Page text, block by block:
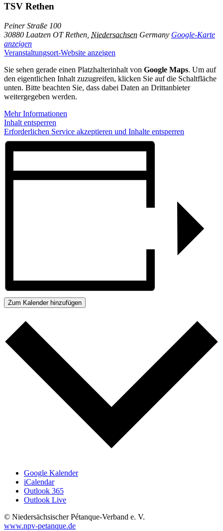
TSV Rethen
Peiner Straße 100
30880 Laatzen OT Rethen Niedersachsen Germany Google-Karte
anzeigen
Veranstaltungsort-Website anzeigen
Sie sehen gerade einen Platzhalterinhalt von Google Maps. Um auf
den eigentlichen Inhalt zuzugreifen, klicken Sie auf die Schaltfläche
unten. Bitte beachten Sie, dass dabei Daten an Drittanbieter
weitergegeben werden.
Mehr Informationen
Inhalt entsperren
Erforderlichen Service akzeptieren und Inhalte entsperren
Zum Kalender hinzufügen
Google Kalender
iCalendar
Outlook 365
Outlook Live
© Niedersächsischer Pétanque-Verband e. V.
www.npv-petanque.de